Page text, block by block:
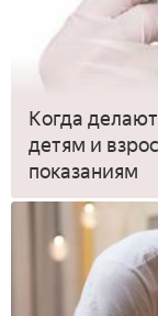
Когда
детям и
показаниям